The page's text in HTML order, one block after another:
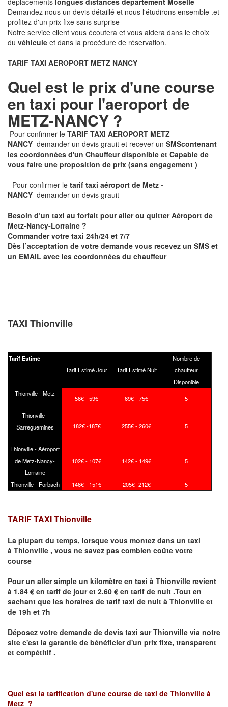
Demandez nous un devis détaillé et nous l'étudirons ensemble .et
profitez d'un prix fixe sans surprise
Notre service client vous écoutera et vous aidera dans le choix
du véhicule et dans la procédure de réservation.
TARIF TAXI AEROPORT METZ NANCY
Quel est le prix d'une course
en taxi pour l'aeroport de
METZ-NANCY ?
Pour confirmer le TARIF TAXI AEROPORT METZ
NANCY demander un devis grauit et recever un SMScontenant
les coordonnées d'un Chauffeur disponible et Capable de
vous faire une proposition de prix (sans engagement )
- Pour confirmer le tarif taxi aéroport de Metz -
NANCY demander un devis grauit
Besoin d’un taxi au forfait pour aller ou quitter Aéroport de
Metz-Nancy-Lorraine ?
Commander votre taxi 24h/24 et 7/7
Dès l’acceptation de votre demande vous recevez un SMS et
un EMAIL avec les coordonnées du chauffeur
TAXI Thionville
Tarif Estimé
Tarif Estimé Jour
Tarif Estimé Nuit
Nombre de
chauffeur
Disponible
Thionville - Metz
56€ - 59€ 69€ - 75€ 5
Thionville -
Sarreguemines
182€ -187€ 255€ - 260€ 5
Thionville - Aéroport
de Metz-Nancy-
Lorraine
102€ - 107€ 142€ - 149€ 5
Thionville - Forbach 146€ - 151€ 205€ -212€ 5
TARIF TAXI Thionville
La plupart du temps, lorsque vous montez dans un taxi
à Thionville , vous ne savez pas combien coûte votre
course
Pour un aller simple un kilomètre en taxi à Thionville revient
à 1.84 € en tarif de jour et 2.60 € en tarif de nuit .Tout en
sachant que les horaires de tarif taxi de nuit à Thionville et
de 19h et 7h
Déposez votre demande de devis taxi surThionville via notre
site c'est la garantie de bénéficier d'un prix fixe, transparent
et compétitif .
Quel est la tarification d'une course de taxi de Thionville à
Metz ?